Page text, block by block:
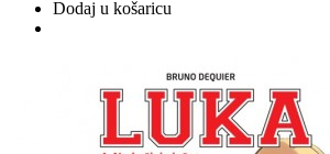
Dodaj u košaricu